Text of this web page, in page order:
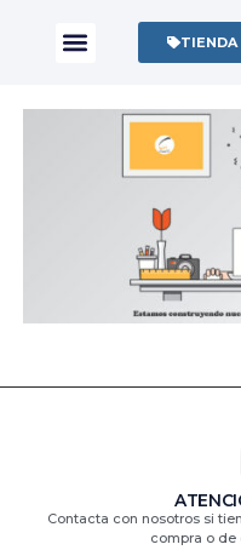
TIENDA
Contacta con nosotros si
compra o de